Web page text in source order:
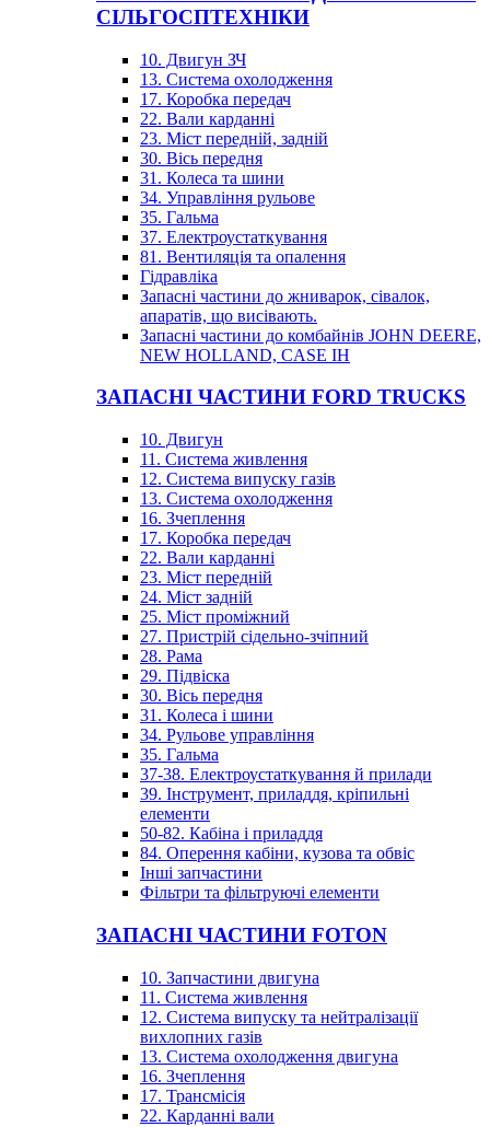
СІЛЬГОСПТЕХНІКИ
10. Двигун ЗЧ
13. Система охолодження
17. Коробка передач
22. Вали карданні
23. Міст передній, задній
30. Вісь передня
31. Колеса та шини
34. Управління рульове
35. Гальма
37. Електроустаткування
81. Вентиляція та опалення
Гідравліка
Запасні частини до жниварок, сівалок,
апаратів, що висівають.
Запасні частини до комбайнів JOHN DEERE,
NEW HOLLAND, CASE IH
ЗАПАСНІ ЧАСТИНИ FORD TRUCKS
10. Двигун
11. Система живлення
12. Система випуску газів
13. Система охолодження
16. Зчеплення
17. Коробка передач
22. Вали карданні
23. Міст передній
24. Міст задній
25. Міст проміжний
27. Пристрій сідельно-зчіпний
28. Рама
29. Підвіска
30. Вісь передня
31. Колеса і шини
34. Рульове управління
35. Гальма
37-38. Електроустаткування й прилади
39. Інструмент, приладдя, кріпильні
елементи
50-82. Кабіна і приладдя
84. Оперення кабіни, кузова та обвіс
Інші запчастини
Фільтри та фільтруючі елементи
ЗАПАСНІ ЧАСТИНИ FOTON
10. Запчастини двигуна
11. Система живлення
12. Система випуску та нейтралізації
вихлопних газів
13. Система охолодження двигуна
16. Зчеплення
17. Трансмісія
22. Карданні вали